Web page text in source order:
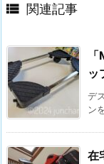
 関連記事
ッ
デ
ン
在